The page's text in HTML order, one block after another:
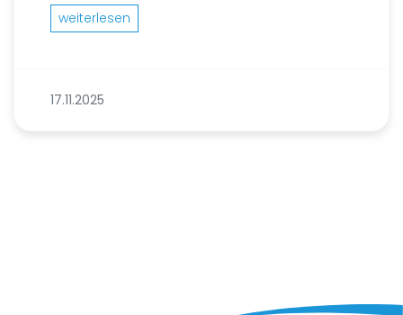
weiterlesen
17.11.2025